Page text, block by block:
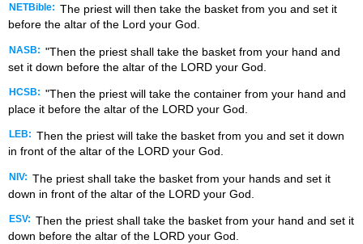
NETBible: The priest will then take the basket from you and set it
before the altar of the Lord your God.
NASB: "Then the priest shall take the basket from your hand and
set it down before the altar of the LORD your God.
HCSB: "Then the priest will take the container from your hand and
place it before the altar of the LORD your God.
LEB: Then the priest will take the basket from you and set it down
in front of the altar of the LORD your God.
NIV: The priest shall take the basket from your hands and set it
down in front of the altar of the LORD your God.
ESV: Then the priest shall take the basket from your hand and set it
down before the altar of the LORD your God.